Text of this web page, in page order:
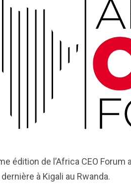
édition de l’Africa CEO
à Kigali au Rwanda.